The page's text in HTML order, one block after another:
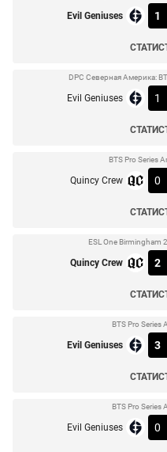
Evil Geniuses 1
DPC Северная Америка:
Evil Geniuses 1
BTS Pro Series
Quincy Crew 0
ESL One Birmingham
Quincy Crew 2
BTS Pro
Evil Geniuses 3
BTS Pro
Evil Geniuses 0